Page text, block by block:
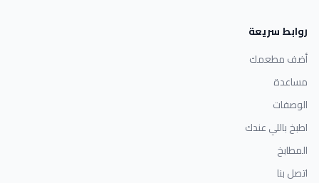
روابط سريعة
أضف مطعمك
مساعدة
الوصفات
اطبخ باللي عندك
المطابخ
اتصل بنا